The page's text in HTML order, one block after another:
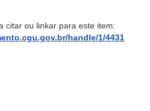
citar ou linkar para este item:
handle/1/4431